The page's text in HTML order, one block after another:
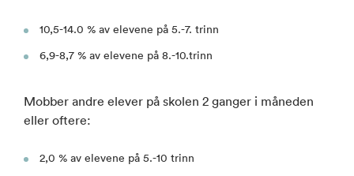
10,5-14.0 % av elevene på 5.-7. trinn
6,9-8,7 % av elevene på 8.-10.trinn
Mobber andre elever på skolen 2 ganger i måneden
eller oftere:
2,0 % av elevene på 5.-10 trinn